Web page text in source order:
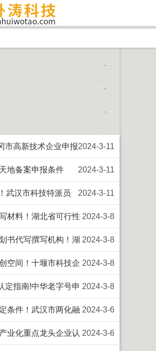
2024-3-11
市高新技术企业申报
2024-3-11
地备案申报条件
2024-3-11
武汉市科技特派员
、材料 2024-3-8
材料！湖北省可行性
用 2024-3-8
书代写撰写机构！湖
费用、流程 2024-3-8
空间！十堰市科技企
备案申报条件、奖励 2024-3-8
定指南!中华老字号申
2024-3-6
条件！武汉市两化融
励补贴 2024-3-6
业化重点龙头企业认